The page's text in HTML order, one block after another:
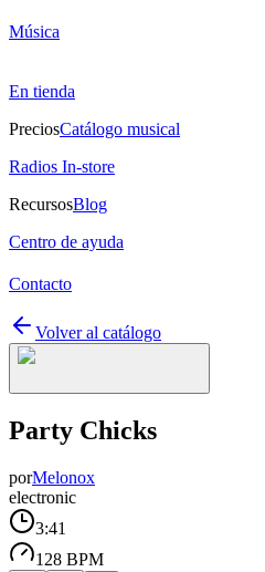
Música
En tienda
PreciosCatálogo musical
Radios In-store
RecursosBlog
Centro de ayuda
Contacto
Volver al catálogo
Party Chicks
porMelonox
electronic
3:41
128 BPM